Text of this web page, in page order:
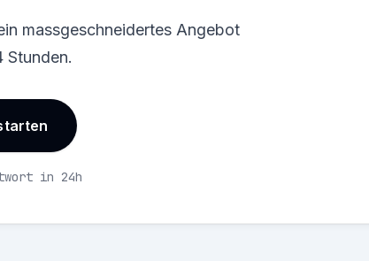
massgeschneidertes Angebot
Stunden.
in 24h